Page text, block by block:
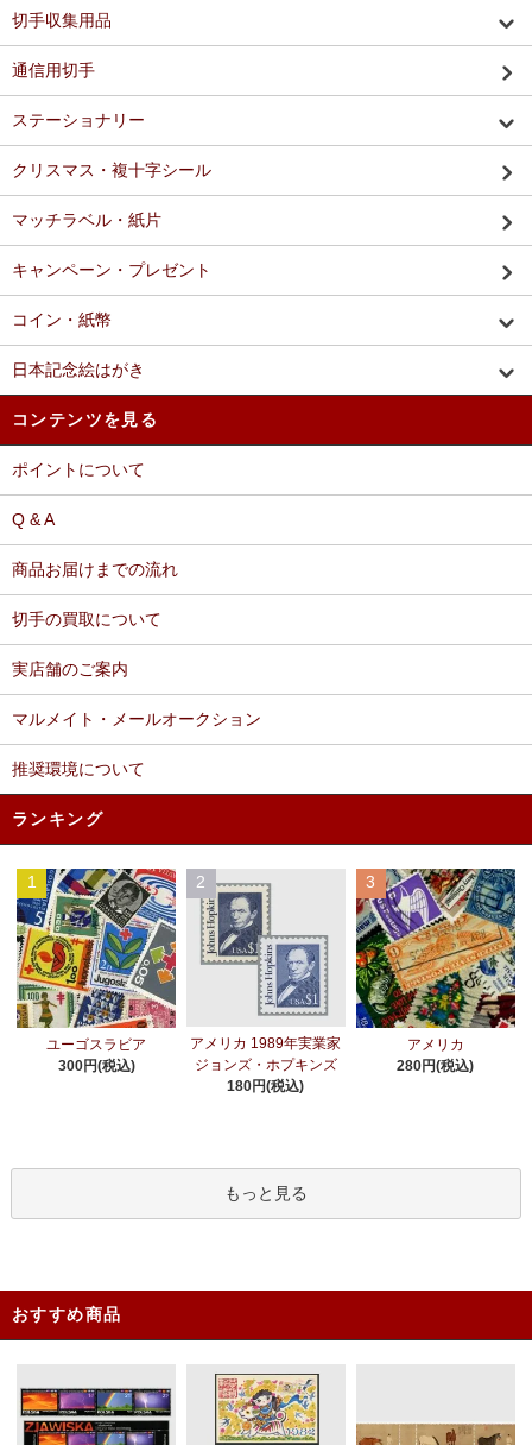
切手収集用品
通信用切手
ステーショナリー
クリスマス・複十字シール
マッチラベル・紙片
キャンペーン・プレゼント
コイン・紙幣
日本記念絵はがき
コンテンツを見る
ポイントについて
Q & A
商品お届けまでの流れ
切手の買取について
実店舗のご案内
マルメイト・メールオークション
推奨環境について
ランキング
1
ユーゴスラビア
300円(税込)
2
アメリカ 1989年実業家
ジョンズ・ホプキンズ
180円(税込)
3
アメリカ
280円(税込)
もっと見る
おすすめ商品